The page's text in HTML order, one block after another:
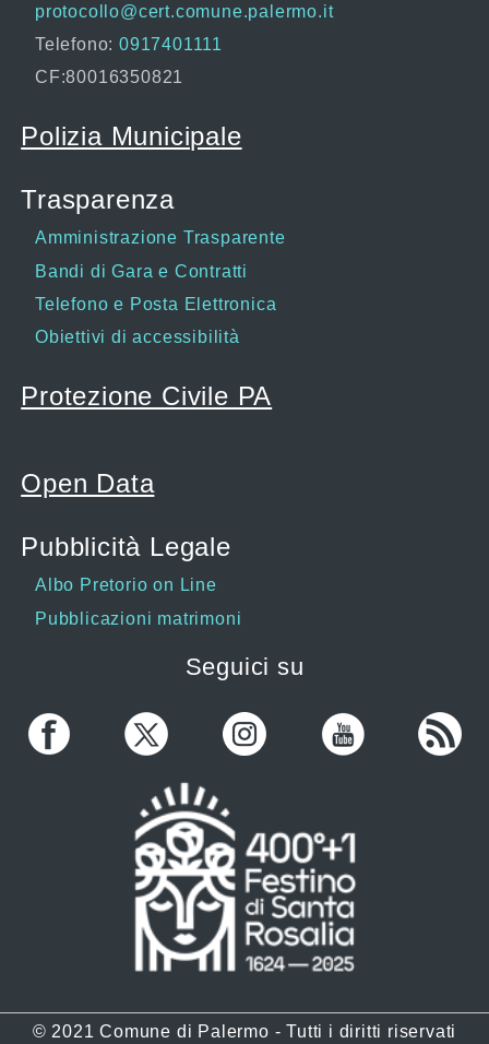
protocollo@cert.comune.palermo.it
Telefono: 0917401111
CF:80016350821
Polizia Municipale
Trasparenza
Amministrazione Trasparente
Bandi di Gara e Contratti
Telefono e Posta Elettronica
Obiettivi di accessibilità
Protezione Civile PA
Open Data
Pubblicità Legale
Albo Pretorio on Line
Pubblicazioni matrimoni
Seguici su
© 2021 Comune di Palermo - Tutti i diritti riservati